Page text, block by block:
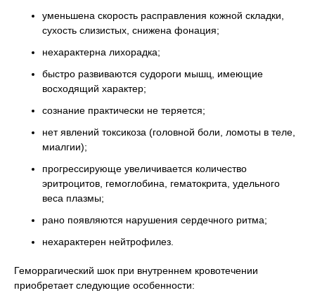
уменьшена скорость расправления кожной складки,
сухость слизистых, снижена фонация;
нехарактерна лихорадка;
быстро развиваются судороги мышц, имеющие
восходящий характер;
сознание практически не теряется;
нет явлений токсикоза (головной боли, ломоты в теле,
миалгии);
прогрессирующе увеличивается количество
эритроцитов, гемоглобина, гематокрита, удельного
веса плазмы;
рано появляются нарушения сердечного ритма;
нехарактерен нейтрофилез.
Геморрагический шок при внутреннем кровотечении
приобретает следующие особенности: